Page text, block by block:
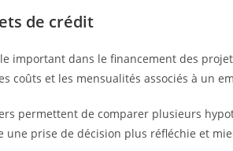
de crédit
important dans le financement des
coûts et les mensualités associés à un
permettent de comparer plusieurs
une prise de décision plus réfléchie et